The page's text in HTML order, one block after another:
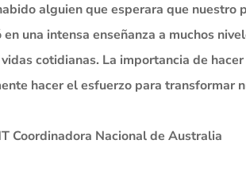
alguien que esperara que
una intensa enseñanza a muchos
cotidianas. La importancia de
hacer el esfuerzo para transformar
Coordinadora Nacional de Australia